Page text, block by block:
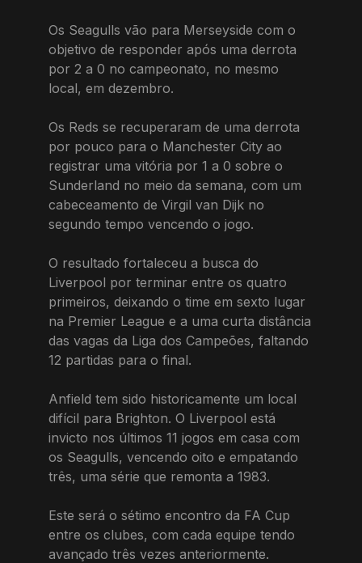
Os Seagulls vão para Merseyside com o
objetivo de responder após uma derrota
por 2 a 0 no campeonato, no mesmo
local, em dezembro.
Os Reds se recuperaram de uma derrota
por pouco para o Manchester City ao
registrar uma vitória por 1 a 0 sobre o
Sunderland no meio da semana, com um
cabeceamento de Virgil van Dijk no
segundo tempo vencendo o jogo.
O resultado fortaleceu a busca do
Liverpool por terminar entre os quatro
primeiros, deixando o time em sexto lugar
na Premier League e a uma curta distância
das vagas da Liga dos Campeões, faltando
12 partidas para o final.
Anfield tem sido historicamente um local
difícil para Brighton. O Liverpool está
invicto nos últimos 11 jogos em casa com
os Seagulls, vencendo oito e empatando
três, uma série que remonta a 1983.
Este será o sétimo encontro da FA Cup
entre os clubes, com cada equipe tendo
avançado três vezes anteriormente.